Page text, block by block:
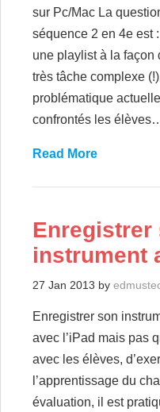
sur Pc/Mac La
séquence 2 en 4e est
une playlist à la façon
très tâche complexe
problématique
confrontés les
Read More
Enregistrer
instrument
27 Jan 2013 by
Enregistrer son
avec l’iPad mais pas
avec les élèves,
l’apprentissage du
évaluation, il est